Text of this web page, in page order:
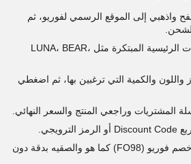
واذهبي إلى الموقع الرسمي لفوريو، ثم
الخطوة 2: تصفحي الفئات الرئيسية المبتكرة مثل LUNA، BEAR،
الجهاز واللون والكمية التي ترغبين بها، ثم اضغطي
الخطوة 6: انسخي كود خصم فوريو (FO98) كما هو والصقيه بدقة دون